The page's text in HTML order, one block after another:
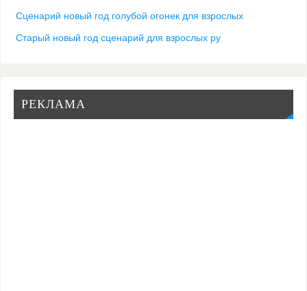
Сценарий новый год голубой огонек для взрослых
Старый новый год сценарий для взрослых ру
РЕКЛАМА